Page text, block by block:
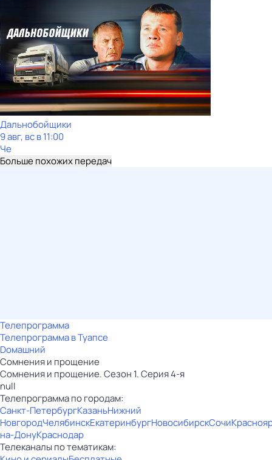
Дальнобойщики
9 авг, вс в 11:00
Че
Больше похожих передач
Телепрограмма
Телепрограмма в Туапсе
Dомашний
Сомнения и прощение
Сомнения и прощение. Сезон 1. Серия 4-я
null
Телепрограмма по городам:
Санкт-ПетербургКазаньНижний
НовгородЧелябинскЕкатеринбургНовосибирскСочи
на-ДонуКраснодар
Телеканалы по тематикам: